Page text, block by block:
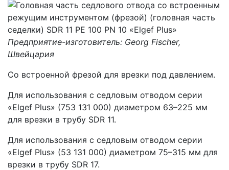
Предприятие-изготовитель: Georg Fischer,
Швейцария
Со встроенной фрезой для врезки под давлением.
Для использования с седловым отводом серии
«Elgef Plus» (753 131 000) диаметром 63–225 мм
для врезки в трубу SDR 11.
Для использования с седловым отводом серии
«Elgef Plus» (53 131 000) диаметром 75–315 мм для
врезки в трубу SDR 17.